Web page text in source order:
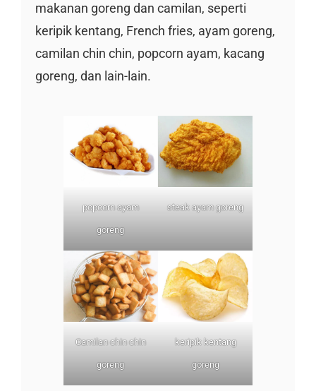
makanan goreng dan camilan, seperti
keripik kentang, French fries, ayam goreng,
camilan chin chin, popcorn ayam, kacang
goreng, dan lain-lain.
popcorn ayam
goreng
steak ayam goreng
Camilan chin chin
goreng
keripik kentang
goreng